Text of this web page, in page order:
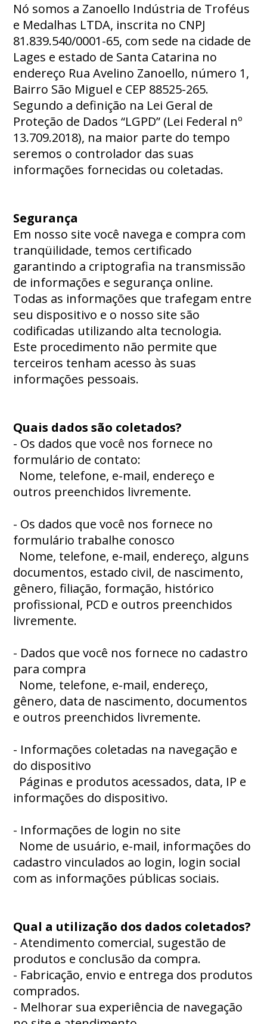
Nó somos a Zanoello Indústria de Troféus
e Medalhas LTDA, inscrita no CNPJ
81.839.540/0001-65, com sede na cidade de
Lages e estado de Santa Catarina no
endereço Rua Avelino Zanoello, número 1,
Bairro São Miguel e CEP 88525-265.
Segundo a definição na Lei Geral de
Proteção de Dados “LGPD” (Lei Federal nº
13.709.2018), na maior parte do tempo
seremos o controlador das suas
informações fornecidas ou coletadas.
Segurança
Em nosso site você navega e compra com
tranqüilidade, temos certificado
garantindo a criptografia na transmissão
de informações e segurança online.
Todas as informações que trafegam entre
seu dispositivo e o nosso site são
codificadas utilizando alta tecnologia.
Este procedimento não permite que
terceiros tenham acesso às suas
informações pessoais.
Quais dados são coletados?
- Os dados que você nos fornece no
formulário de contato:
Nome, telefone, e-mail, endereço e
outros preenchidos livremente.
- Os dados que você nos fornece no
formulário trabalhe conosco
Nome, telefone, e-mail, endereço, alguns
documentos, estado civil, de nascimento,
gênero, filiação, formação, histórico
profissional, PCD e outros preenchidos
livremente.
- Dados que você nos fornece no cadastro
para compra
Nome, telefone, e-mail, endereço,
gênero, data de nascimento, documentos
e outros preenchidos livremente.
- Informações coletadas na navegação e
do dispositivo
Páginas e produtos acessados, data, IP e
informações do dispositivo.
- Informações de login no site
Nome de usuário, e-mail, informações do
cadastro vinculados ao login, login social
com as informações públicas sociais.
Qual a utilização dos dados coletados?
- Atendimento comercial, sugestão de
produtos e conclusão da compra.
- Fabricação, envio e entrega dos produtos
comprados.
- Melhorar sua experiência de navegação